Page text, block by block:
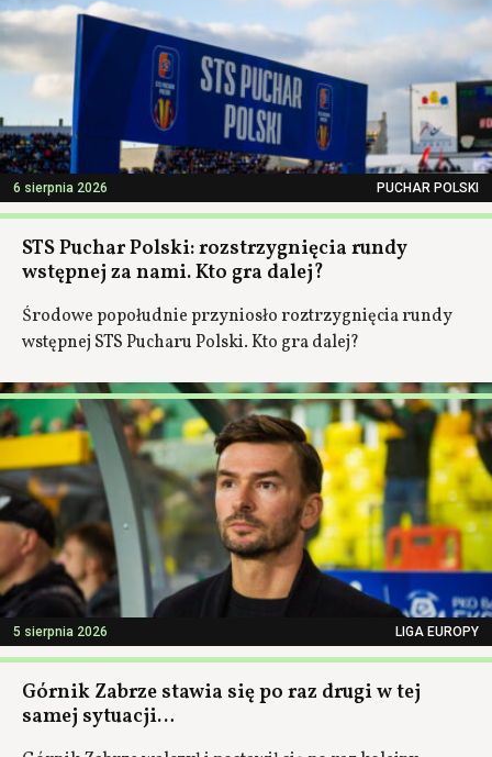
6 sierpnia 2026 PUCHAR POLSKI
STS Puchar Polski: rozstrzygnięcia rundy
wstępnej za nami. Kto gra dalej?
Środowe popołudnie przyniosło roztrzygnięcia rundy
wstępnej STS Pucharu Polski. Kto gra dalej?
5 sierpnia 2026 LIGA EUROPY
Górnik Zabrze stawia się po raz drugi w tej
samej sytuacji…